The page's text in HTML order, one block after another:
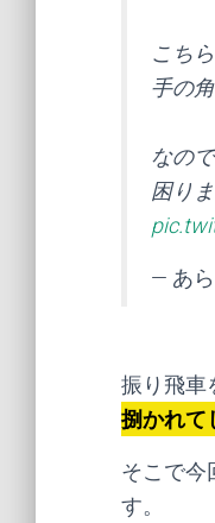
こち
手の
なの
困り
— あ
振り飛車
捌かれ
そこで今
す。